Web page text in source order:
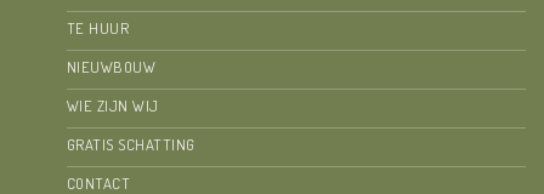
TE HUUR
NIEUWBOUW
WIE ZIJN WIJ
GRATIS SCHATTING
CONTACT